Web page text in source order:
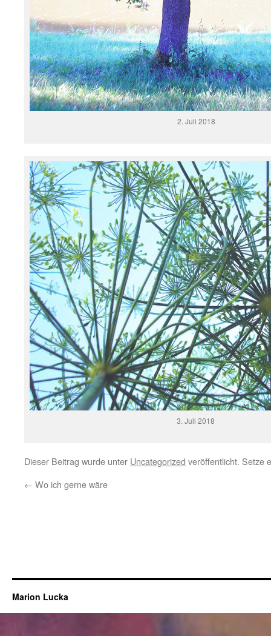
2. Juli 2018
3. Juli 2018
Dieser Beitrag wurde unter Uncategorized veröffentlicht. Setze
← Wo ich gerne wäre
Marion Lucka